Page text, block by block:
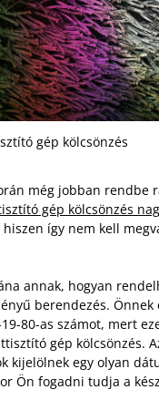
gép kölcsönzés
még jobban rendbe
gép kölcsönzés
így nem kell
annak, hogyan
berendezés. Önnek
80-as számot, mert
gép kölcsönzés.
kijelölnek egy olyan
Ön fogadni tudja a